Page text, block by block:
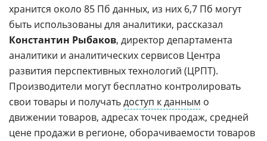
извлечь
хранится около 85 Пб данных, из них 6,7 Пб могут
быть использованы для аналитики, рассказал
Константин Рыбаков, директор департамента
аналитики и аналитических сервисов Центра
развития перспективных технологий (ЦРПТ).
Производители могут бесплатно контролировать
свои товары и получатьдоступ к данным о
движении товаров, адресах точек продаж, средней
цене продажи в регионе, оборачиваемости товаров